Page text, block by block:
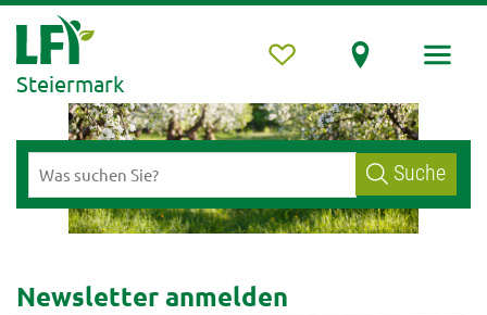
Steiermark
Suche
Newsletter anmelden